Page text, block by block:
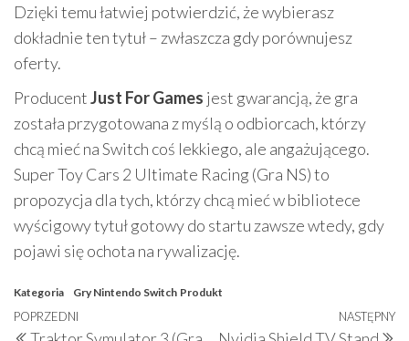
Dzięki temu łatwiej potwierdzić, że wybierasz
dokładnie ten tytuł – zwłaszcza gdy porównujesz
oferty.
ProducentJust For Games jest gwarancją, że gra
została przygotowana z myślą o odbiorcach, którzy
chcą mieć na Switch coś lekkiego, ale angażującego.
Super Toy Cars 2 Ultimate Racing (Gra NS) to
propozycja dla tych, którzy chcą mieć w bibliotece
wyścigowy tytuł gotowy do startu zawsze wtedy, gdy
pojawi się ochota na rywalizację.
Kategoria Gry Nintendo Switch Produkt
Nawigacja
Poprzedni
POPRZEDNI NASTĘPNY